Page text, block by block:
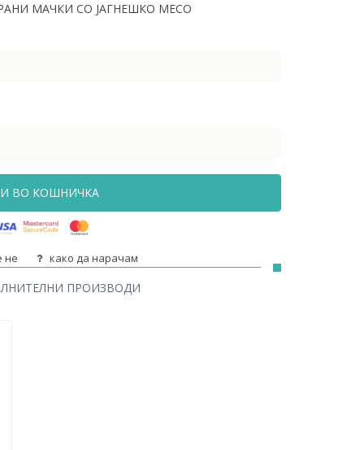
МАЧКИ СО ЈАГНЕШКО МЕСО
ВО КОШНИЧКА
не како да нарачам
ПРОИЗВОДИ